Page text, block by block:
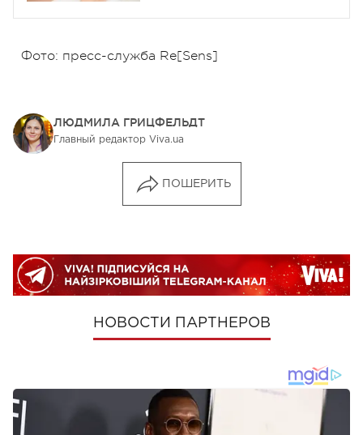
Фото: пресс-служба Re[Sens]
ЛЮДМИЛА ГРИЦФЕЛЬДТ
Главный редактор Viva.ua
ПОШЕРИТЬ
НОВОСТИ ПАРТНЕРОВ